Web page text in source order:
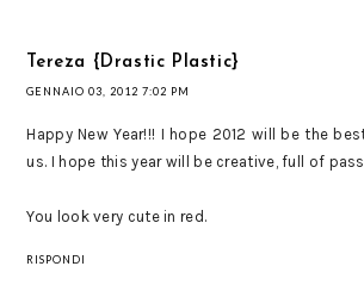
Tereza {Drastic Plastic}
GENNAIO 03, 2012 7:02 PM
Happy New Year!!! I hope 2012 will be the
us. I hope this year will be creative, full of
You look very cute in red.
RISPONDI